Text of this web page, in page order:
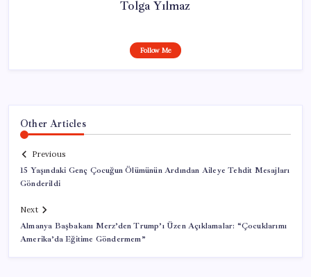
Tolga Yılmaz
Follow Me
Other Articles
Previous
15 Yaşındaki Genç Çocuğun Ölümünün Ardından Aileye Tehdit Mesajları
Gönderildi
Next
Almanya Başbakanı Merz’den Trump’ı Üzen Açıklamalar: “Çocuklarımı
Amerika’da Eğitime Göndermem”